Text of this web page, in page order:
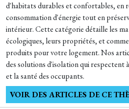
d'habitats durables et confortables, en
consommation d'énergie tout en
intérieur. Cette catégorie détaille les
écologiques, leurs propriétés, et
produits pour votre logement. Nos
des solutions d'isolation qui respectent
et la santé des occupants.
VOIR DES ARTICLES DE CE